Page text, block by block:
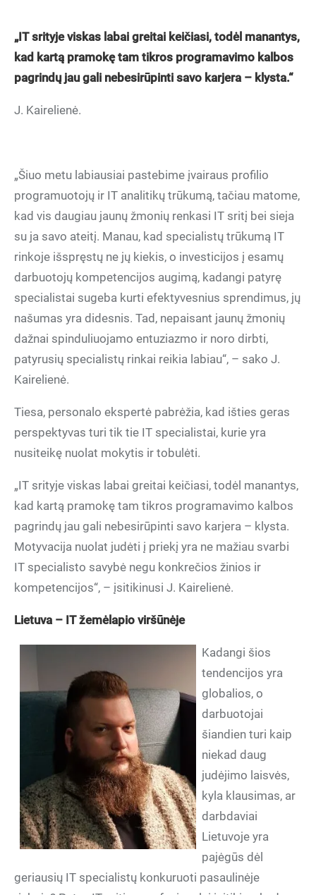
„IT srityje viskas labai greitai keičiasi, todėl manantys,
kad kartą pramokę tam tikros programavimo kalbos
pagrindų jau gali nebesirūpinti savo karjera – klysta.“
J. Kairelienė.
„Šiuo metu labiausiai pastebime įvairaus profilio
programuotojų ir IT analitikų trūkumą, tačiau matome,
kad vis daugiau jaunų žmonių renkasi IT sritį bei sieja
su ja savo ateitį. Manau, kad specialistų trūkumą IT
rinkoje išspręstų ne jų kiekis, o investicijos į esamų
darbuotojų kompetencijos augimą, kadangi patyrę
specialistai sugeba kurti efektyvesnius sprendimus, jų
našumas yra didesnis. Tad, nepaisant jaunų žmonių
dažnai spinduliuojamo entuziazmo ir noro dirbti,
patyrusių specialistų rinkai reikia labiau“, – sako J.
Kairelienė.
Tiesa, personalo ekspertė pabrėžia, kad išties geras
perspektyvas turi tik tie IT specialistai, kurie yra
nusiteikę nuolat mokytis ir tobulėti.
„IT srityje viskas labai greitai keičiasi, todėl manantys,
kad kartą pramokę tam tikros programavimo kalbos
pagrindų jau gali nebesirūpinti savo karjera – klysta.
Motyvacija nuolat judėti į priekį yra ne mažiau svarbi
IT specialisto savybė negu konkrečios žinios ir
kompetencijos“, – įsitikinusi J. Kairelienė.
Lietuva – IT žemėlapio viršūnėje
Kadangi šios
tendencijos yra
globalios, o
darbuotojai
šiandien turi kaip
niekad daug
judėjimo laisvės,
kyla klausimas, ar
darbdaviai
Lietuvoje yra
pajėgūs dėl
geriausių IT specialistų konkuruoti pasaulinėje